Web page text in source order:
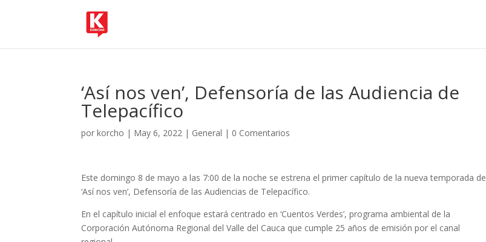
‘Así nos ven’, Defensoría de las Audiencia de
Telepacífico
porkorcho | May 6, 2022 | General | 0 Comentarios
Este domingo 8 de mayo a las 7:00 de la noche se estrena el primer capítulo de la nueva temporada de
‘Así nos ven’, Defensoría de las Audiencias de Telepacífico.
En el capítulo inicial el enfoque estará centrado en ‘Cuentos Verdes’, programa ambiental de la
Corporación Autónoma Regional del Valle del Cauca que cumple 25 años de emisión por el canal